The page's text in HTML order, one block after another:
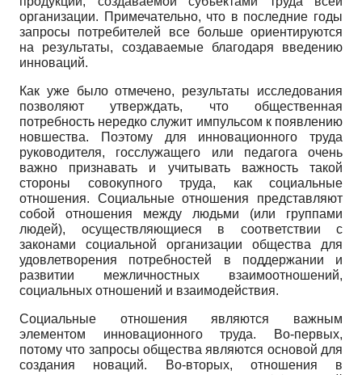
организации. Примечательно, что в последние годы
запросы потребителей все больше ориентируются
на результаты, создаваемые благодаря введению
инноваций.
Как уже было отмечено, результаты исследования
позволяют утверждать, что общественная
потребность нередко служит импульсом к появлению
новшества. Поэтому для инновационного труда
руководителя, госслужащего или педагога очень
важно признавать и учитывать важность такой
стороны совокупного труда, как социальные
отношения. Социальные отношения представляют
собой отношения между людьми (или группами
людей), осуществляющиеся в соответствии с
законами социальной организации общества для
удовлетворения потребностей в поддержании и
развитии межличностных взаимоотношений,
социальных отношений и взаимодействия.
Социальные отношения являются важным
элементом инновационного труда. Во-первых,
потому что запросы общества являются основой для
создания новаций. Во-вторых, отношения в